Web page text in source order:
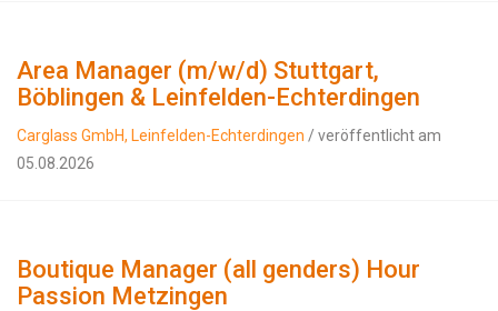
Area Manager (m/w/d) Stuttgart,
Böblingen & Leinfelden-Echterdingen
Carglass GmbH, Leinfelden-Echterdingen / veröffentlicht am
05.08.2026
Boutique Manager (all genders) Hour
Passion Metzingen